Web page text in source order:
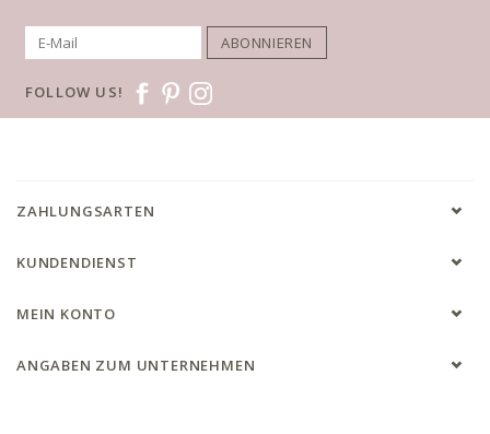
ABONNIEREN
FOLLOW US!
ZAHLUNGSARTEN
KUNDENDIENST
MEIN KONTO
ANGABEN ZUM UNTERNEHMEN